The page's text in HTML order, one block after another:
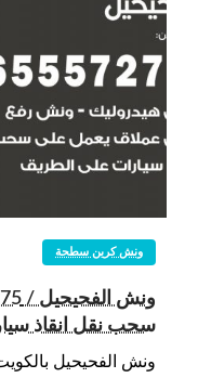
ونش كرين سطحة
سحب نقل انقاذ
ونش الفحيحيل